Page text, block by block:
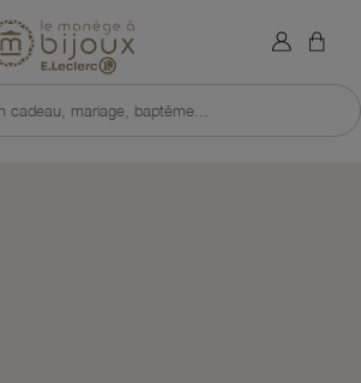
Retour à l'accueil du site
cadeau, mariage, baptême...
×